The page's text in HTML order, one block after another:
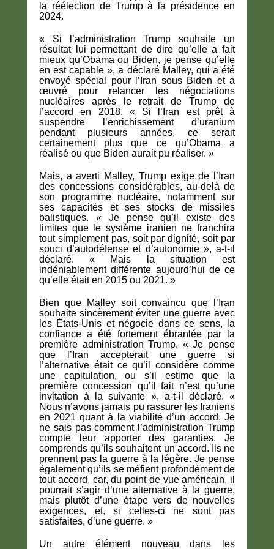
la réélection de Trump à la présidence en
2024.
« Si l’administration Trump souhaite un
résultat lui permettant de dire qu’elle a fait
mieux qu’Obama ou Biden, je pense qu’elle
en est capable », a déclaré Malley, qui a été
envoyé spécial pour l’Iran sous Biden et a
œuvré pour relancer les négociations
nucléaires après le retrait de Trump de
l’accord en 2018. « Si l’Iran est prêt à
suspendre l’enrichissement d’uranium
pendant plusieurs années, ce serait
certainement plus que ce qu’Obama a
réalisé ou que Biden aurait pu réaliser. »
Mais, a averti Malley, Trump exige de l’Iran
des concessions considérables, au-delà de
son programme nucléaire, notamment sur
ses capacités et ses stocks de missiles
balistiques. « Je pense qu’il existe des
limites que le système iranien ne franchira
tout simplement pas, soit par dignité, soit par
souci d’autodéfense et d’autonomie », a-t-il
déclaré. « Mais la situation est
indéniablement différente aujourd’hui de ce
qu’elle était en 2015 ou 2021. »
Bien que Malley soit convaincu que l’Iran
souhaite sincèrement éviter une guerre avec
les États-Unis et négocie dans ce sens, la
confiance a été fortement ébranlée par la
première administration Trump. « Je pense
que l’Iran accepterait une guerre si
l’alternative était ce qu’il considère comme
une capitulation, ou s’il estime que la
première concession qu’il fait n’est qu’une
invitation à la suivante », a-t-il déclaré. «
Nous n’avons jamais pu rassurer les Iraniens
en 2021 quant à la viabilité d’un accord. Je
ne sais pas comment l’administration Trump
compte leur apporter des garanties. Je
comprends qu’ils souhaitent un accord. Ils ne
prennent pas la guerre à la légère. Je pense
également qu’ils se méfient profondément de
tout accord, car, du point de vue américain, il
pourrait s’agir d’une alternative à la guerre,
mais plutôt d’une étape vers de nouvelles
exigences, et, si celles-ci ne sont pas
satisfaites, d’une guerre. »
Un autre élément nouveau dans les